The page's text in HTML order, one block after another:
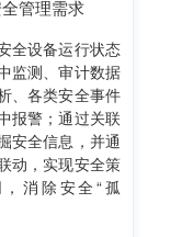
管理需求
全设备运行状态
监测、审计数据
、各类安全事件
报警；通过关联
安全信息，并通
动，实现安全策
消除安全“孤